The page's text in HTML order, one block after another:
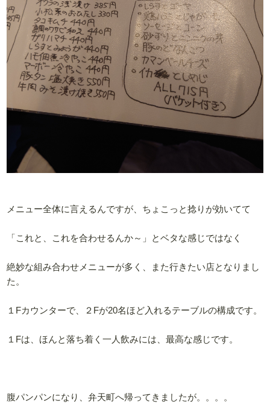
メニュー全体に言えるんですが、ちょこっと捻りが効いてて
「これと、これを合わせるんか～」とベタな感じではなく
絶妙な組み合わせメニューが多く、また行きたい店となりまし
た。
１Fカウンターで、２Fが20名ほど入れるテーブルの構成です。
１Fは、ほんと落ち着く一人飲みには、最高な感じです。
腹パンパンになり、弁天町へ帰ってきましたが。。。。